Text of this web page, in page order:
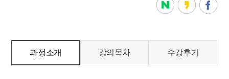
과정소개 강의목차 수강후기